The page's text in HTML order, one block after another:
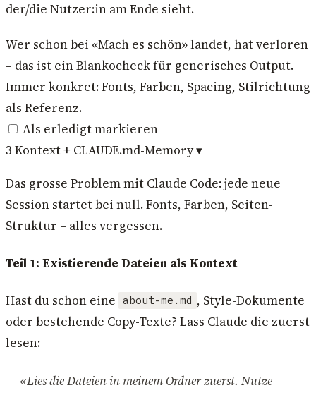
der/die Nutzer:in am Ende sieht.
Wer schon bei «Mach es schön» landet, hat verloren
– das ist ein Blankocheck für generisches Output.
Immer konkret: Fonts, Farben, Spacing, Stilrichtung
als Referenz.
Als erledigt markieren
3 Kontext + CLAUDE.md-Memory▾
Das grosse Problem mit Claude Code: jede neue
Session startet bei null. Fonts, Farben, Seiten-
Struktur – alles vergessen.
Teil 1: Existierende Dateien als Kontext
Hast du schon eine about-me.md , Style-Dokumente
oder bestehende Copy-Texte? Lass Claude die zuerst
lesen:
«Lies die Dateien in meinem Ordner zuerst. Nutze